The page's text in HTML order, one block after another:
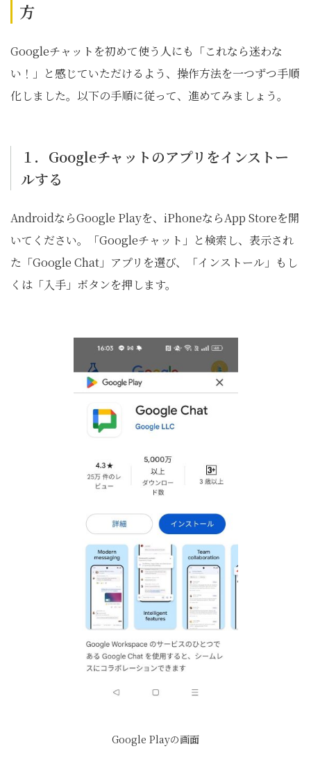
方
Googleチャットを初めて使う人にも「これなら迷わな
い！」と感じていただけるよう、操作方法を一つずつ手順
化しました。以下の手順に従って、進めてみましょう。
１．Googleチャットのアプリをインストー
ルする
AndroidならGoogle Playを、iPhoneならApp Storeを開
いてください。「Googleチャット」と検索し、表示され
た「Google Chat」アプリを選び、「インストール」もし
くは「入手」ボタンを押します。
Google Playの画面